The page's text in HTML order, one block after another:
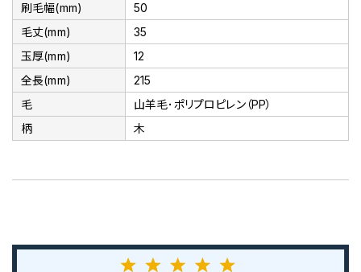
刷毛幅(mm)
50
毛丈(mm)
35
玉厚(mm)
12
全長(mm)
215
毛
山羊毛･ポリプロピレン（PP）
柄
木